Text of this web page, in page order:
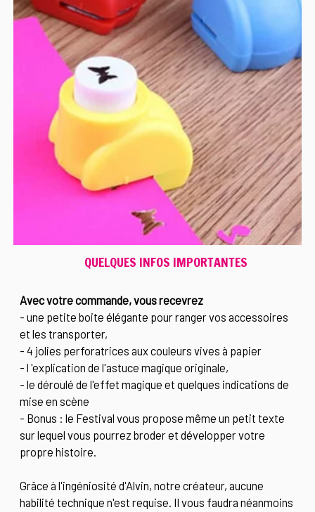
QUELQUES INFOS IMPORTANTES
Avec votre commande, vous recevrez
- une petite boite élégante pour ranger vos accessoires
et les transporter,
- 4 jolies perforatrices aux couleurs vives à papier
- l 'explication de l'astuce magique originale,
- le déroulé de l'effet magique et quelques indications de
mise en scène
- Bonus : le Festival vous propose même un petit texte
sur lequel vous pourrez broder et développer votre
propre histoire.
Grâce à l'ingéniosité d'Alvin, notre créateur, aucune
habilité technique n'est requise. Il vous faudra néanmoins